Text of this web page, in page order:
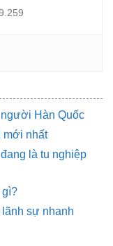
Hàn Quốc
mới nhất
là tu nghiệp
gì?
sự nhanh